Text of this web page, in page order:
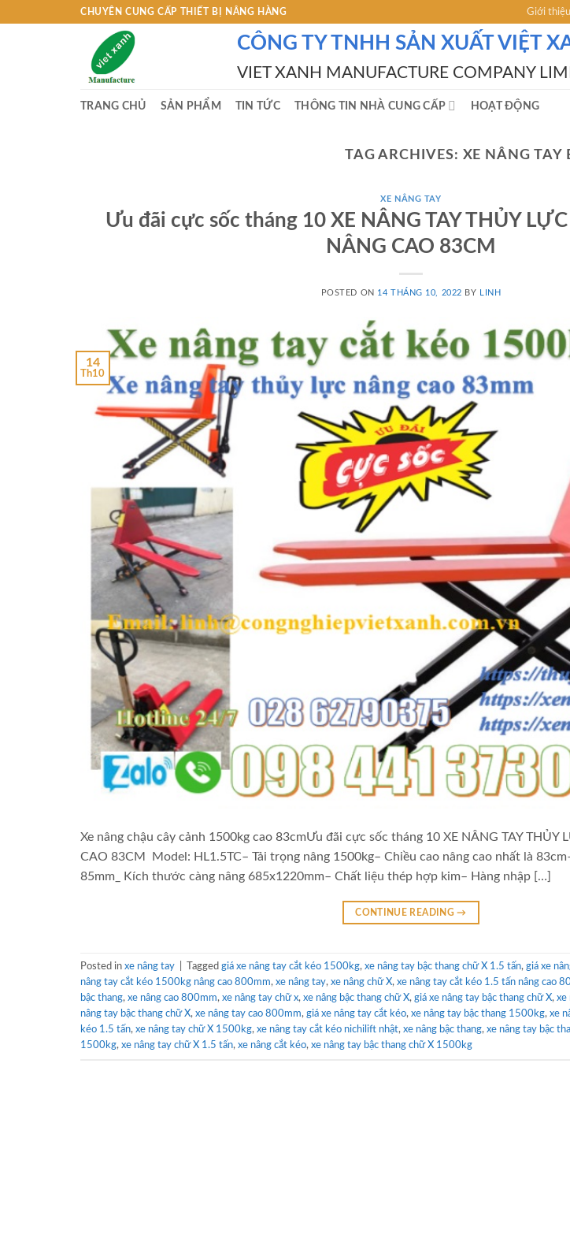
CHUYÊN CUNG CẤP THIẾT BỊ NÂNG HÀNG Giới thiệu
CÔNG TY TNHH SẢN XUẤT VIỆT
VIET XANH MANUFACTURE COMPANY
TRANG CHỦ SẢN PHẨM TIN TỨC THÔNG TIN NHÀ CUNG CẤP HOẠT ĐỘNG
TAG ARCHIVES: XE NÂNG TAY
XE NÂNG TAY
Ưu đãi cực sốc tháng 10 XE NÂNG TAY THỦY
NÂNG CAO 83CM
POSTED ON 14 THÁNG 10, 2022 BY LINH
14
Th10
Xe nâng chậu cây cảnh 1500kg cao 83cmƯu đãi cực sốc tháng 10 XE NÂNG TAY THỦY
CAO 83CM Model: HL1.5TC– Tải trọng nâng 1500kg– Chiều cao nâng cao nhất là
85mm_ Kích thước càng nâng 685x1220mm– Chất liệu thép hợp kim– Hàng nhập […]
CONTINUE READING→
Posted in xe nâng tay Tagged giá xe nâng tay cắt kéo 1500kg, xe nâng tay bậc thang chữ X 1.5 tấn, giá xe
nâng tay cắt kéo 1500kg nâng cao 800mm, xe nâng tay, xe nâng chữ X, xe nâng tay cắt kéo 1.5 tấn nâng cao
bậc thang, xe nâng cao 800mm, xe nâng tay chữ x, xe nâng bậc thang chữ X, giá xe nâng tay bậc thang chữ X, xe
nâng tay bậc thang chữ X, xe nâng tay cao 800mm, giá xe nâng tay cắt kéo, xe nâng tay bậc thang 1500kg, xe
kéo 1.5 tấn, xe nâng tay chữ X 1500kg, xe nâng tay cắt kéo nichilift nhật, xe nâng bậc thang, xe nâng tay bậc
1500kg, xe nâng tay chữ X 1.5 tấn, xe nâng cắt kéo, xe nâng tay bậc thang chữ X 1500kg